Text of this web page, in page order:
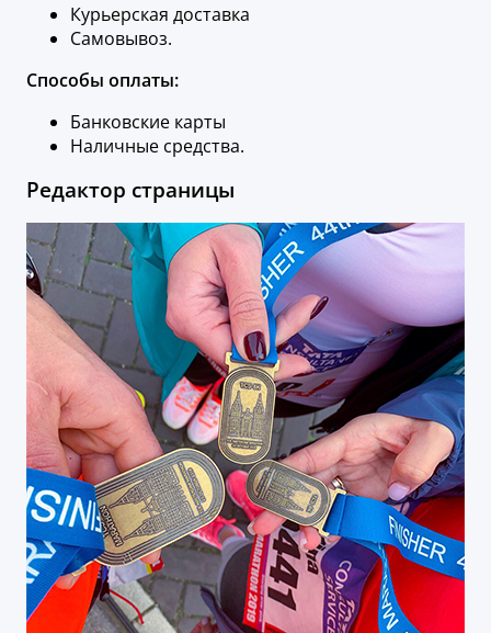
Курьерская доставка
Самовывоз.
Способы оплаты:
Банковские карты
Наличные средства.
Редактор страницы